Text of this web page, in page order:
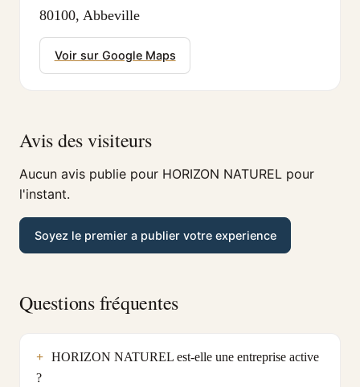
80100, Abbeville
Voir sur Google Maps
Avis des visiteurs
Aucun avis publie pour HORIZON NATUREL pour
l'instant.
Soyez le premier a publier votre experience
Questions fréquentes
HORIZON NATUREL est-elle une entreprise active
?